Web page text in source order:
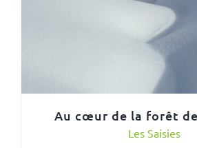
Au cœur de la forêt
Les Saisies